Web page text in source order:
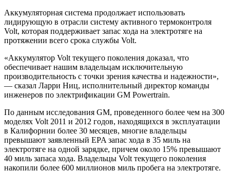
Аккумуляторная система продолжает использовать
лидирующую в отрасли систему активного термоконтроля
Volt, которая поддерживает запас хода на электротяге на
протяжении всего срока службы Volt.
«Аккумулятор Volt текущего поколения доказал, что
обеспечивает нашим владельцам исключительную
производительность с точки зрения качества и надежности»,
— сказал Ларри Ниц, исполнительный директор команды
инженеров по электрификации GM Powertrain.
По данным исследования GM, проведенного более чем на 300
моделях Volt 2011 и 2012 годов, находящихся в эксплуатации
в Калифорнии более 30 месяцев, многие владельцы
превышают заявленный EPA запас хода в 35 миль на
электротяге на одной зарядке, причем около 15% превышают
40 миль запаса хода. Владельцы Volt текущего поколения
накопили более 600 миллионов миль пробега на электротяге.